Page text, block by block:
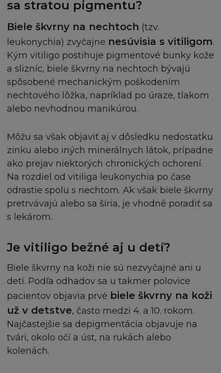
sa stratou pigmentu?
Biele škvrny na nechtoch (tzv.
leukonychia) zvyčajne nesúvisia s vitiligom.
Kým vitiligo postihuje pigmentové bunky kože
a slizníc, biele škvrny na nechtoch bývajú
spôsobené mechanickým poškodením
nechtového lôžka, napríklad po úraze, tlakom
alebo nevhodnou manikúrou.
Môžu sa však objaviť aj v dôsledku nedostatku
zinku alebo iných minerálnych látok, prípadne
ako prejav niektorých chronických ochorení.
Na rozdiel od vitiliga leukonychia po čase
odrastie spolu s nechtom. Ak však biele škvrny
pretrvávajú alebo sa šíria, je vhodné poradiť sa
s lekárom.
Je vitiligo bežné aj u detí?
Biele škvrny na koži nie sú nezvyčajné ani u
detí. Podľa odhadov sa u takmer polovice
pacientov objavia prvé biele škvrny na koži
už v detstve, často medzi 4. a 10. rokom.
Najčastejšie sa depigmentácia objavuje na
tvári, okolo očí a úst, na rukách alebo
kolenách.
změnit obsah nebo technické údaje v jakémkoliv
souhlasíte, že takovéto změny mohou znamenat,
že se nebudete moci připojit na Stránku.
VZDÁNÍ SE PRÁV
Žádné vzdání se práv vyplývajících z porušení
povinnosti dané těmito Podmínkami společností
L'Oréal nepředstavuje vzdání se jakéhokoli jiného
dílčího úkonu firmou L'Oréal jakéhokoliv
opravného prostředku představujícího vzdání se
práva na následném výkonu tohoto nebo jiného
nároku.
ROZHODNÉ PRÁVO A JURISDIKCE
Podmínky podléhají zákonům České republiky a
soudů.